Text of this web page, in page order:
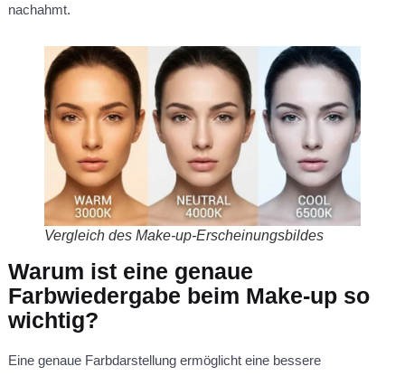
nachahmt.
Vergleich des Make-up-Erscheinungsbildes
Warum ist eine genaue
Farbwiedergabe beim Make-up so
wichtig?
Eine genaue Farbdarstellung ermöglicht eine bessere